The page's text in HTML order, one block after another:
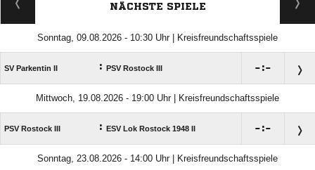
NÄCHSTE SPIELE
Sonntag, 09.08.2026 - 10:30 Uhr | Kreisfreundschaftsspiele
SV Parkentin II : PSV Rostock III :
Mittwoch, 19.08.2026 - 19:00 Uhr | Kreisfreundschaftsspiele
PSV Rostock III : ESV Lok Rostock 1948 II :
Sonntag, 23.08.2026 - 14:00 Uhr | Kreisfreundschaftsspiele